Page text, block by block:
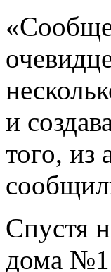
и
того, из
Спустя
дома №1